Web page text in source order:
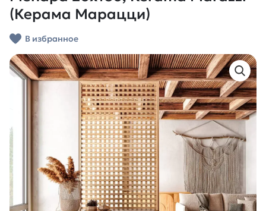
(Керама Марацци)
В избранное